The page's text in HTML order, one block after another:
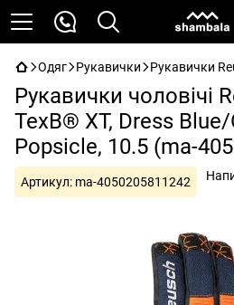
Одяг Рукавички Рукавички
Рукавички чоловічі
TexВ® XT, Dress
Popsicle, 10.5 (ma-
Артикул: ma-4050205811242